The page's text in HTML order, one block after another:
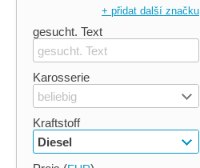
+ přidat další značku
gesucht. Text
Karosserie
beliebig
Kraftstoff
Diesel